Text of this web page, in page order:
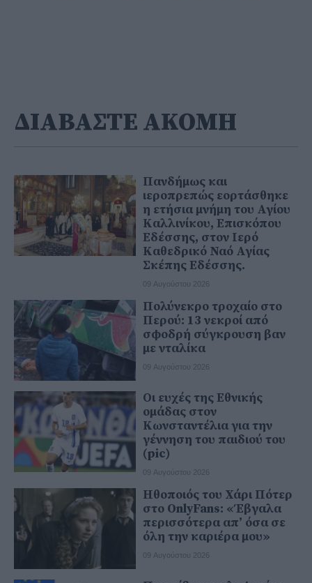
ΔΙΑΒΑΣΤΕ ΑΚΟΜΗ
Πανδήμως και
ιεροπρεπώς εορτάσθηκε
η ετήσια μνήμη του Αγίου
Καλλινίκου, Επισκόπου
Εδέσσης, στον Ιερό
Καθεδρικό Ναό Αγίας
Σκέπης Εδέσσης.
09 Αυγούστου 2026
Πολύνεκρο τροχαίο στο
Περού: 13 νεκροί από
σφοδρή σύγκρουση βαν
με νταλίκα
09 Αυγούστου 2026
Οι ευχές της Εθνικής
ομάδας στον
Κωνσταντέλια για την
γέννηση του παιδιού του
(pic)
09 Αυγούστου 2026
Ηθοποιός του Χάρι Πότερ
στο OnlyFans: «Έβγαλα
περισσότερα απ’ όσα σε
όλη την καριέρα μου»
09 Αυγούστου 2026